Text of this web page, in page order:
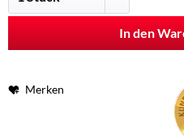
In den
Merken